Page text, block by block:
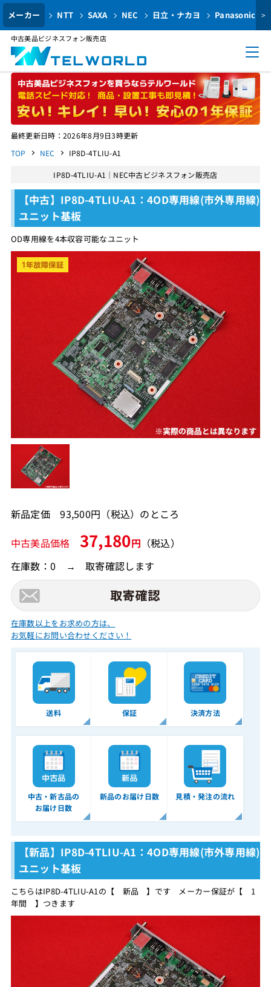
メーカー NTT SAXA NEC 日立・ナカヨ Panasonic >
中古美品ビジネスフォン販売店
最終更新日時：2026年8月9日3時更新
TOP
NEC IP8D-4TLIU-A1
IP8D-4TLIU-A1｜NEC中古ビジネスフォン販売店
【中古】IP8D-4TLIU-A1：4OD専用線(市外専用線)
ユニット基板
OD専用線を4本収容可能なユニット
新品定価 93,500円（税込）のところ
中古美品価格 37,180円 （税込）
在庫数：0 → 取寄確認します
在庫数以上をお求めの方は、
お気軽にお問い合わせください！
送料 保証 決済方法
中古・新古品の
お届け日数
新品のお届け日数 見積・発注の流れ
【新品】IP8D-4TLIU-A1：4OD専用線(市外専用線)
ユニット基板
こちらはIP8D-4TLIU-A1の【 新品 】です メーカー保証が【 1
年間 】つきます